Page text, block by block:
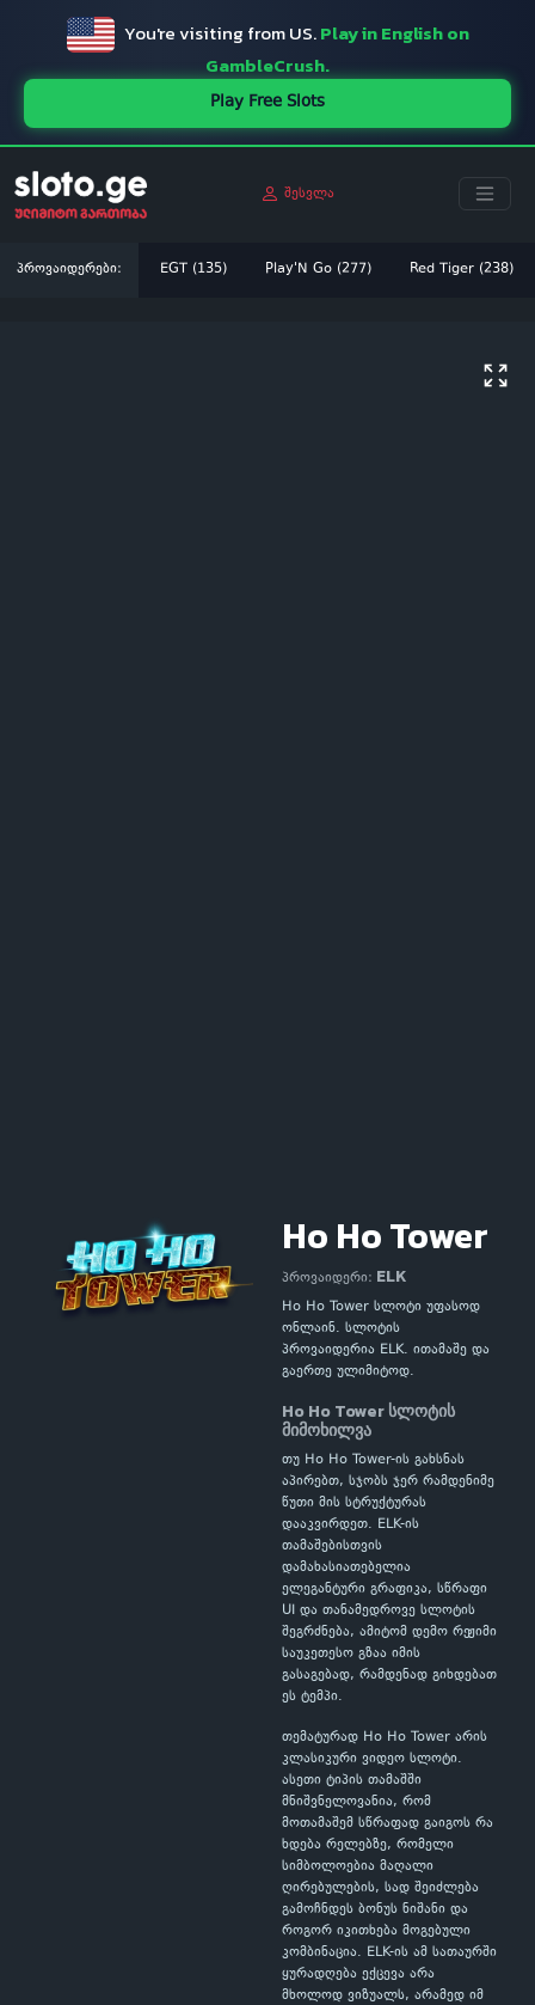
You're visiting from US.Play in English on
GambleCrush.
Play Free Slots
შესვლა
პროვაიდერები: EGT (135) Play'N Go (277) Red Tiger (238)
Ho Ho Tower
პროვაიდერი: ELK
Ho Ho Tower სლოტი უფასოდ
ონლაინ. სლოტის
პროვაიდერია ELK. ითამაშე და
გაერთე ულიმიტოდ.
Ho Ho Tower სლოტის
მიმოხილვა
თუ Ho Ho Tower-ის გახსნას
აპირებთ, სჯობს ჯერ რამდენიმე
წუთი მის სტრუქტურას
დააკვირდეთ. ELK-ის
თამაშებისთვის
დამახასიათებელია
ელეგანტური გრაფიკა, სწრაფი
UI და თანამედროვე სლოტის
შეგრძნება, ამიტომ დემო რეჟიმი
საუკეთესო გზაა იმის
გასაგებად, რამდენად გიხდებათ
ეს ტემპი.
თემატურად Ho Ho Tower არის
კლასიკური ვიდეო სლოტი.
ასეთი ტიპის თამაშში
მნიშვნელოვანია, რომ
მოთამაშემ სწრაფად გაიგოს რა
ხდება რელებზე, რომელი
სიმბოლოებია მაღალი
ღირებულების, სად შეიძლება
გამოჩნდეს ბონუს ნიშანი და
როგორ იკითხება მოგებული
კომბინაცია. ELK-ის ამ სათაურში
ყურადღება ექცევა არა
მხოლოდ ვიზუალს, არამედ იმ